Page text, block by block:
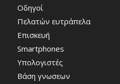
Οδηγοί
Πελατών ευτράπελα
Επισκευή
Smartphones
Υπολογιστές
Bάση γνωσεων